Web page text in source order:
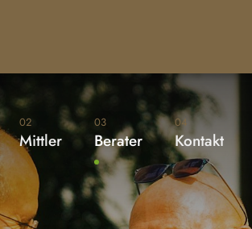
02
Mittler
03
Berater
04
Kontakt